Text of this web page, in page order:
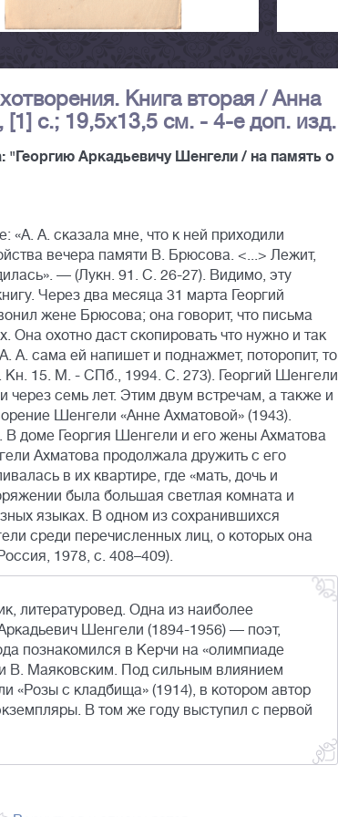
Книга вторая / Анна
с.; 19,5х13,5 см. - 4-е доп. изд.
"Георгию Аркадьевичу Шенгели / на память о
«А. А. сказала мне, что к ней приходили
вечера памяти В. Брюсова. <...> Лежит,
— (Лукн. 91. С. 26-27). Видимо, эту
Через два месяца 31 марта Георгий
жене Брюсова; она говорит, что письма
охотно даст скопировать что нужно и так
А. сама ей напишет и поднажмет, поторопит, то
15. M. - CПб., 1994. С. 273). Георгий Шенгели
через семь лет. Этим двум встречам, а также и
Шенгели «Анне Ахматовой» (1943).
В доме Георгия Шенгели и его жены Ахматова
Ахматова продолжала дружить с его
в их квартире, где «мать, дочь и
была большая светлая комната и
языках. В одном из сохранившихся
среди перечисленных лиц, о которых она
1978, с. 408–409).
литературовед. Одна из наиболее
Шенгели (1894-1956) — поэт,
познакомился в Керчи на «олимпиаде
В. Маяковским. Под сильным влиянием
«Розы с кладбища» (1914), в котором автор
В том же году выступил с первой